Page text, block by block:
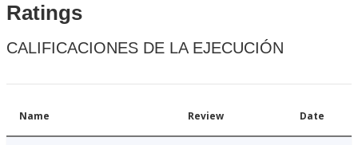
Ratings
CALIFICACIONES DE LA EJECUCIÓN
Name Review Date